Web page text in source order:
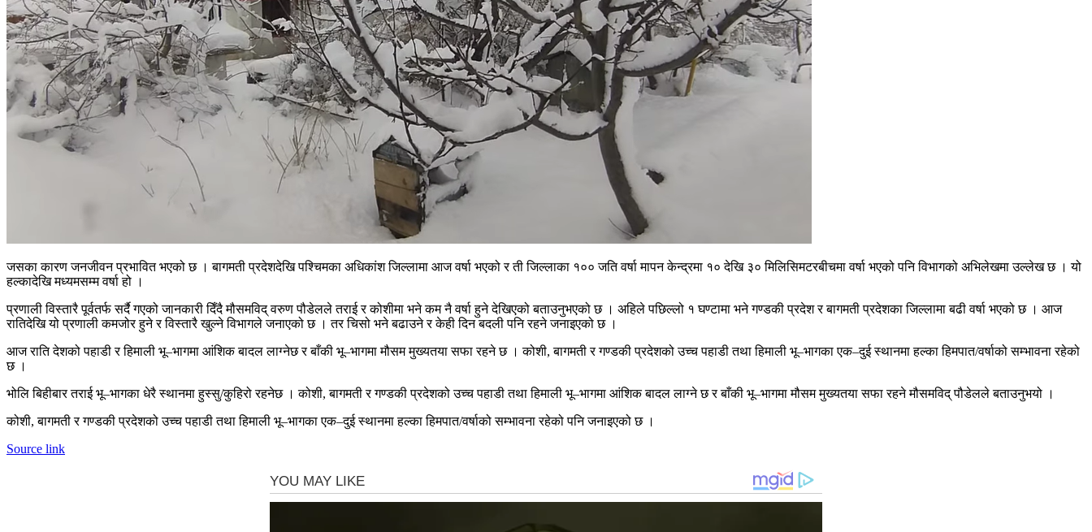
जसका कारण जनजीवन प्रभावित भएको छ । बागमती प्रदेशदेखि पश्चिमका अधिकांश जिल्लामा आज वर्षा भएको र ती जिल्लाका १०० जति वर्षा मापन केन्द्रमा १० देखि ३० मिलिसिमटरबीचमा वर्षा भएको पनि विभागको अभिलेखमा उल्लेख छ । यो
हल्कादेखि मध्यमसम्म वर्षा हो ।
प्रणाली विस्तारै पूर्वतर्फ सर्दै गएको जानकारी दिँदै मौसमविद् वरुण पौडेलले तराई र कोशीमा भने कम नै वर्षा हुने देखिएको बताउनुभएको छ । अहिले पछिल्लो १ घण्टामा भने गण्डकी प्रदेश र बागमती प्रदेशका जिल्लामा बढी वर्षा भएको छ । आज
रातिदेखि यो प्रणाली कमजोर हुने र विस्तारै खुल्ने विभागले जनाएको छ । तर चिसो भने बढाउने र केही दिन बदली पनि रहने जनाइएको छ ।
आज राति देशको पहाडी र हिमाली भू–भागमा आंशिक बादल लाग्नेछ र बाँकी भू–भागमा मौसम मुख्यतया सफा रहने छ । कोशी, बागमती र गण्डकी प्रदेशको उच्च पहाडी तथा हिमाली भू–भागका एक–दुई स्थानमा हल्का हिमपात/वर्षाको सम्भावना रहेको
छ ।
भोलि बिहीबार तराई भू–भागका धेरै स्थानमा हुस्सु/कुहिरो रहनेछ । कोशी, बागमती र गण्डकी प्रदेशको उच्च पहाडी तथा हिमाली भू–भागमा आंशिक बादल लाग्ने छ र बाँकी भू–भागमा मौसम मुख्यतया सफा रहने मौसमविद् पौडेलले बताउनुभयो ।
कोशी, बागमती र गण्डकी प्रदेशको उच्च पहाडी तथा हिमाली भू–भागका एक–दुई स्थानमा हल्का हिमपात/वर्षाको सम्भावना रहेको पनि जनाइएको छ ।
Source link